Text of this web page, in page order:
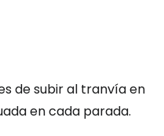
de subir al tranvía en
en cada parada.